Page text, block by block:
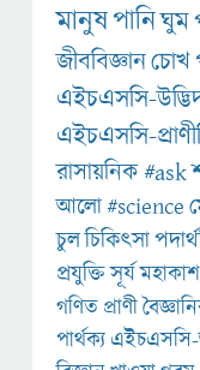
মানুষপানিঘুম
জীববিজ্ঞানচোখ
এইচএসসি-
এইচএসসি-
রাসায়নিক#ask
আলো#science
চুলচিকিৎসা
প্রযুক্তিসূর্যমহাকাশ
গণিত প্রাণী
পার্থক্য